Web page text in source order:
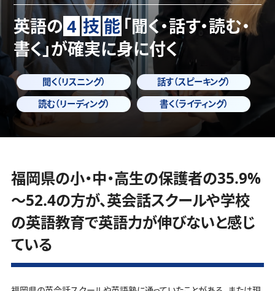
英語の 4 技能 「聞く・話す・読む・
書く」が確実に身に付く
聞く（リスニング）
話す（スピーキング）
読む（リーディング）
書く（ライティング）
福岡県の小・中・高生の保護者の35.9%
～52.4の方が、英会話スクールや学校
の英語教育で英語力が伸びないと感じ
ている